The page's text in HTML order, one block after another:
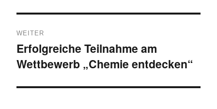
WEITER
Nächster
Beitrag:
Erfolgreiche Teilnahme am
Wettbewerb „Chemie entdecken“